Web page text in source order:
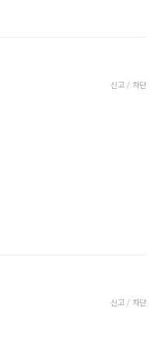
신고 / 차단
신고 / 차단